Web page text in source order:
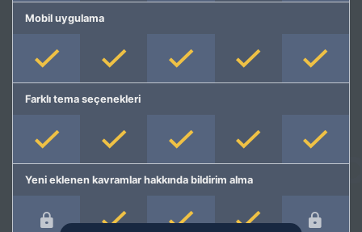
Mobil uygulama
Farklı tema seçenekleri
Yeni eklenen kavramlar hakkında bildirim alma